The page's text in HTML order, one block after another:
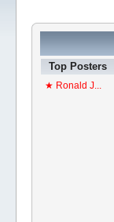
Top Posters
★ Ronald J...